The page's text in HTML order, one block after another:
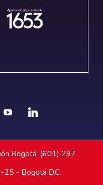
Bogotá: (601) 297
25 - Bogotá D.C.